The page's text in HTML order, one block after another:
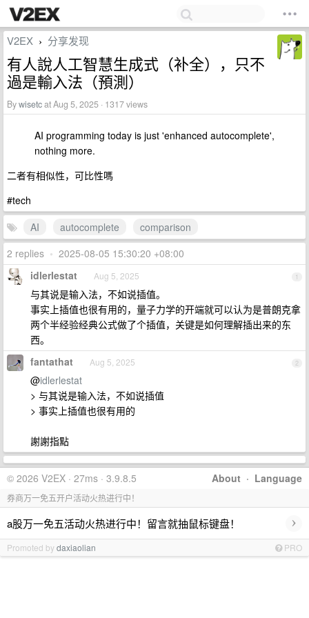
V2EX › 分享发现
有人說人工智慧生成式（补全），只不
過是輸入法（預測）
Bywisetcat Aug 5, 2025 · 1317 views
AI programming today is just 'enhanced autocomplete',
nothing more.
二者有相似性，可比性嗎
#tech
AI
autocomplete
comparison
2 replies • 2025-08-05 15:30:20 +08:00
1
idlerlestat Aug 5, 2025
与其说是输入法，不如说插值。
事实上插值也很有用的，量子力学的开端就可以认为是普朗克拿
两个半经验经典公式做了个插值，关键是如何理解插出来的东
西。
2
fantathat Aug 5, 2025
@idlerlestat
> 与其说是输入法，不如说插值
> 事实上插值也很有用的
謝謝指點
About · Language
© 2026 V2EX · 27ms · 3.9.8.5
券商万一免五开户活动火热进行中！
a股万一免五活动火热进行中！留言就抽鼠标键盘！ ›
Promoted bydaxiaolian PRO